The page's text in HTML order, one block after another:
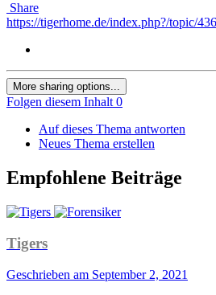
Share
https://tigerhome.de/index.php?/topic/
More sharing options...
Folgen diesem Inhalt 0
Auf dieses Thema antworten
Neues Thema erstellen
Empfohlene Beiträge
Tigers
Geschrieben am September 2, 2021